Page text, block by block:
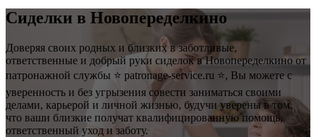
Сиделки в Новопеределкино
Доверяя своих родных и близких в заботливые,
ответственные и добрый руки сиделок в Новопеределкино от
патронажной службы ⭐ patronage-service.ru ⭐, Вы можете с
уверенность и без угрызения совести заниматься своими
делами, карьерой и личной жизнью, будучи уверены в том,
что ваши близкие получат квалифицированную помощь,
ответственный уход и заботу.